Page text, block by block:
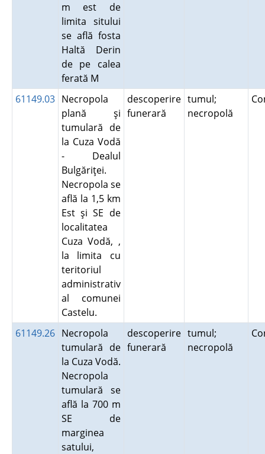
m est de
limita sitului
se află fosta
Haltă Derin
de pe calea
ferată M
61149.03 Necropola
plană şi
tumulară de
la Cuza Vodă
- Dealul
Bulgăriţei.
Necropola se
află la 1,5 km
Est şi SE de
localitatea
Cuza Vodă, ,
la limita cu
teritoriul
administrativ
al comunei
Castelu.
descoperire
funerară
tumul;
necropolă
61149.26 Necropola
tumulară de
la Cuza Vodă.
Necropola
tumulară se
află la 700 m
SE de
marginea
satului,
descoperire
funerară
tumul;
necropolă